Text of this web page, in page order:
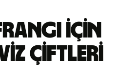
için
çiftleri